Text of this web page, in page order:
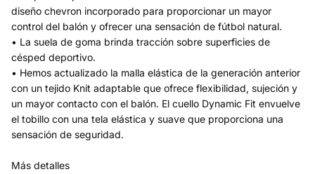
diseño chevron incorporado para proporcionar un mayor
control del balón y ofrecer una sensación de fútbol natural.
• La suela de goma brinda tracción sobre superficies de
césped deportivo.
• Hemos actualizado la malla elástica de la generación anterior
con un tejido Knit adaptable que ofrece flexibilidad, sujeción y
un mayor contacto con el balón. El cuello Dynamic Fit envuelve
el tobillo con una tela elástica y suave que proporciona una
sensación de seguridad.
Más detalles